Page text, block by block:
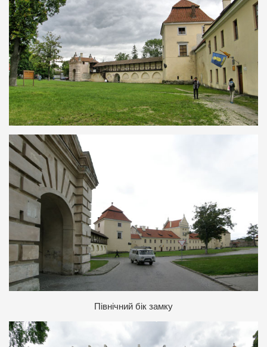
Північний бік замку